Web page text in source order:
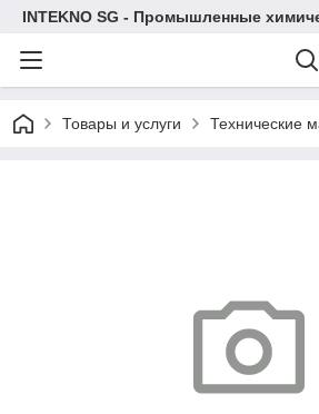
INTEKNO SG - Промышленные
Товары и услуги Технические